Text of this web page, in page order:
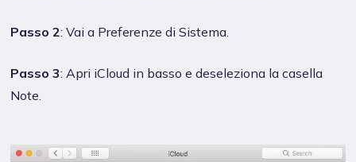
Passo 2: Vai a Preferenze di Sistema.
Passo 3: Apri iCloud in basso e deseleziona la casella
Note.